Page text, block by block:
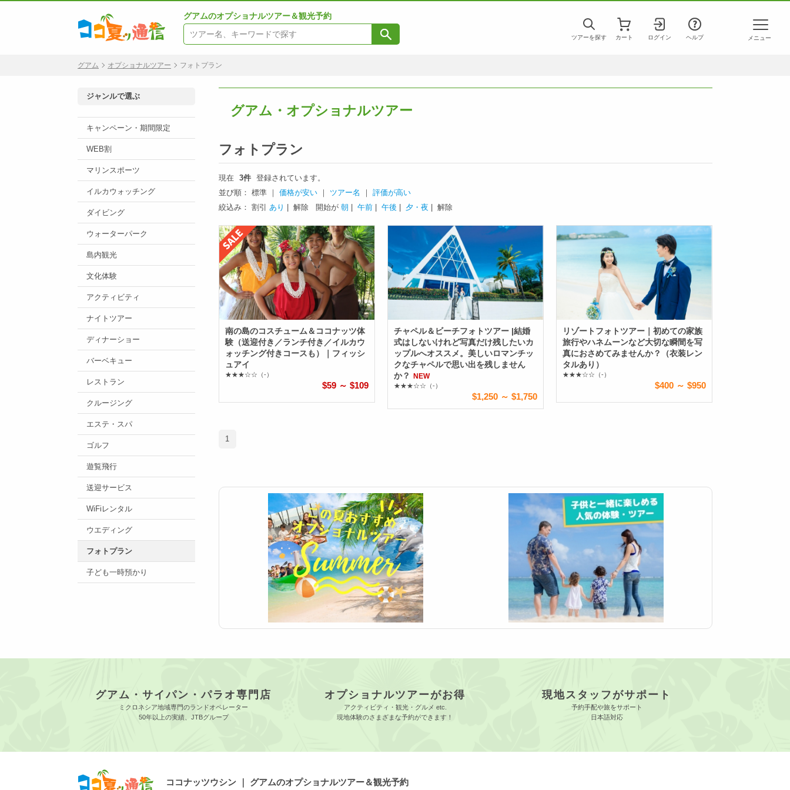
グアムのオプショナルツアー＆観光予約
ツアーを探す カート ログイン ヘルプ
グアム オプショナルツアー フォトプラン
グアム・オプショナルツアー
フォトプラン
現在 3件 登録されています。
並び順： 標準 ｜ 価格が安い ｜ ツアー名 ｜ 評価が高い
絞込み： 割引 あり | 解除 開始が 朝 午前 午後 夕・夜 | 解除
南の島のコスチューム＆ココナッツ体
験（送迎付き／ランチ付き／イルカウ
ォッチング付きコースも）｜フィッシ
ュアイ
★★★☆☆ （-）
$59 ～ $109
チャペル＆ビーチフォトツアー |結婚
式はしないけれど写真だけ残したいカ
ップルへオススメ。美しいロマンチッ
クなチャペルで思い出を残しません
か？
NEW
★★★☆☆ （-）
$1,250 ～ $1,750
リゾートフォトツアー｜初めての家族
旅行やハネムーンなど大切な瞬間を写
真におさめてみませんか？（衣装レン
タルあり）
★★★☆☆ （-）
$400 ～ $950
1
ジャンルで選ぶ
キャンペーン・期間限定
WEB割
マリンスポーツ
イルカウォッチング
ダイビング
ウォーターパーク
島内観光
文化体験
アクティビティ
ナイトツアー
ディナーショー
バーベキュー
レストラン
クルージング
エステ・スパ
ゴルフ
遊覧飛行
送迎サービス
WiFiレンタル
ウエディング
フォトプラン
子ども一時預かり
グアム・サイパン・パラオ専門店
ミクロネシア地域専門のランドオペレーター
50年以上の実績、JTBグループ
オプショナルツアーがお得
アクティビティ・観光・グルメ etc.
現地体験のさまざまな予約ができます！
現地スタッフがサポート
予約手配や旅をサポート
日本語対応
ココナッツウシン ｜ グアムのオプショナルツアー＆観光予約
メニュー